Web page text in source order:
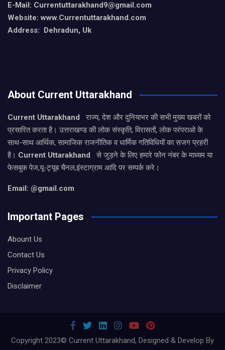
E-Mail: Currentuttarakhand9@gmail.com
Website: www.Currentuttarakhand.com
Address: Dehradun, Uk
About Current Uttarakhand
Current Uttarakhand
राज्य, देश और दुनियाभर की सभी मुख्य खबरों को
प्रसारित करता है। उत्तराखण्ड की लोक संस्कृति, विरासतों, लोक परंपराओ के
साथ-साथ आर्थिक, सामाजिक राजनीतिक व धार्मिक गतिविधियों का सजग प्रहरी
है। Current Uttarakhand
से जुड़ने के लिए हमारे फोन नंबर के माध्यम या
फेसबुक पेज,यू-ट्यूब चैनल,इंस्टाग्राम आदि पर सम्पर्क करे।
Email: @gmail.com
Important Pages
Abount Us
Contact Us
Privacy Policy
Disclaimer
Copyright 2023© Current Uttarakhand, Designed & Develop By